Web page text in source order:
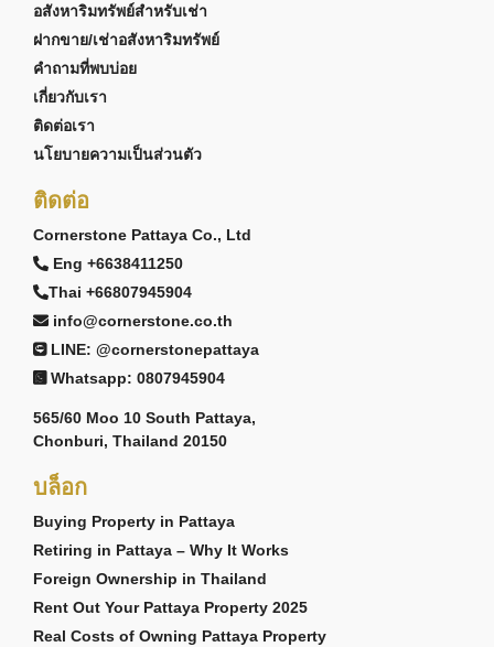
อสังหาริมทรัพย์สำหรับเช่า
ฝากขาย/เช่าอสังหาริมทรัพย์
คำถามที่พบบ่อย
เกี่ยวกับเรา
ติดต่อเรา
นโยบายความเป็นส่วนตัว
ติดต่อ
Cornerstone Pattaya Co., Ltd
Eng +6638411250
Thai +66807945904
info@cornerstone.co.th
LINE: @cornerstonepattaya
Whatsapp: 0807945904
565/60 Moo 10 South Pattaya,
Chonburi, Thailand 20150
บล็อก
Buying Property in Pattaya
Retiring in Pattaya – Why It Works
Foreign Ownership in Thailand
Rent Out Your Pattaya Property 2025
Real Costs of Owning Pattaya Property